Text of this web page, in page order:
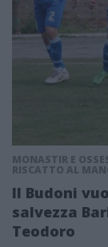
MONASTIR E
RISCATTO AL
Il Budoni
salvezza
Teodoro